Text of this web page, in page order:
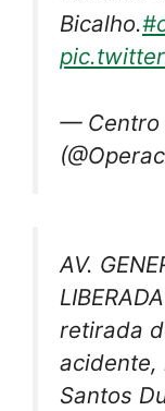
Bicalho.
— Centro
AV.
retirada
acidente,
Santos